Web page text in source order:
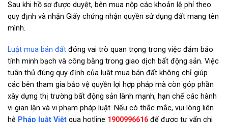
Sau khi hồ sơ được duyệt, bên mua nộp các khoản lệ phí theo
quy định và nhận Giấy chứng nhận quyền sử dụng đất mang tên
mình.
Luật mua bán đất đóng vai trò quan trọng trong việc đảm bảo
tính minh bạch và công bằng trong giao dịch bất động sản. Việc
tuân thủ đúng quy định của luật mua bán đất không chỉ giúp
các bên tham gia bảo vệ quyền lợi hợp pháp mà còn góp phần
xây dựng thị trường bất động sản lành mạnh, hạn chế các hành
vi gian lận và vi phạm pháp luật. Nếu có thắc mắc, vui lòng liên
hệ Pháp luật Việt qua hotline 1900996616 để được tư vấn chi